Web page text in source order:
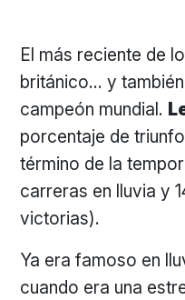
El más reciente de
británico… y
campeón mundial.
porcentaje de
término de la
carreras en lluvia y
victorias).
Ya era famoso en
cuando era una